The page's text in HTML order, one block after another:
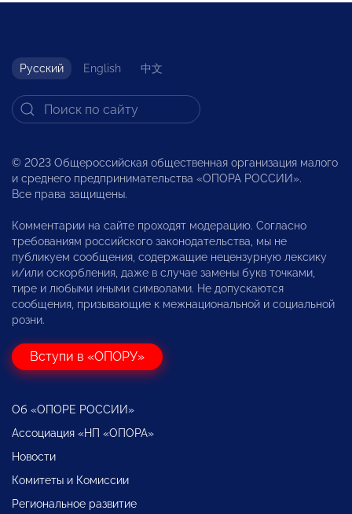
Русский English 中文
© 2023 Общероссийская общественная организация малого
и среднего предпринимательства «ОПОРА РОССИИ».
Все права защищены.
Комментарии на сайте проходят модерацию. Согласно
требованиям российского законодательства, мы не
публикуем сообщения, содержащие нецензурную лексику
и/или оскорбления, даже в случае замены букв точками,
тире и любыми иными символами. Не допускаются
сообщения, призывающие к межнациональной и социальной
розни.
Вступи в «ОПОРУ»
Об «ОПОРЕ РОССИИ»
Ассоциация «НП «ОПОРА»
Новости
Комитеты и Комиссии
Региональное развитие